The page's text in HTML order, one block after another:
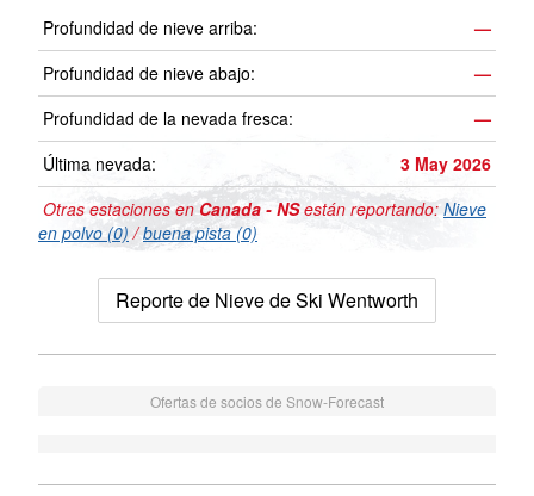
Profundidad de nieve arriba:
—
Profundidad de nieve abajo:
—
Profundidad de la nevada fresca:
—
Última nevada:
3 May 2026
Otras estaciones enCanada - NSestán reportando: Nieve
en polvo (0) /buena pista (0)
Reporte de Nieve de Ski Wentworth
Ofertas de socios de Snow-Forecast